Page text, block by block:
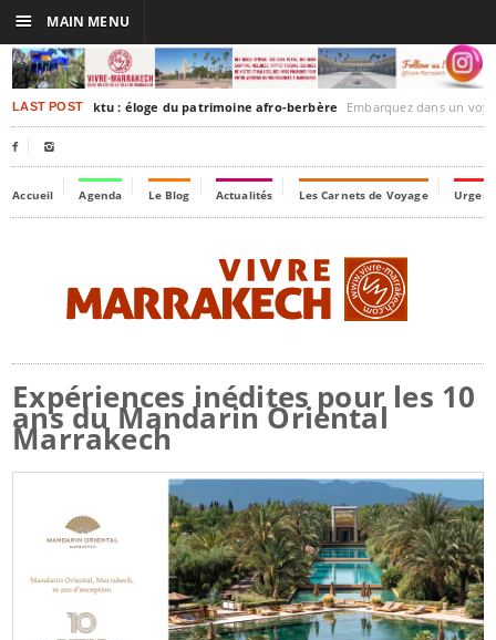
LAST POSTTimbuktu : éloge du patrimoine afro-berbère Embarquez dans un voyage culturel dans le
 
Accueil Agenda Le Blog Actualités Les Carnets de Voyage
Expériences inédites pour les 10
ans du Mandarin Oriental
Marrakech
☰ MAIN MENU